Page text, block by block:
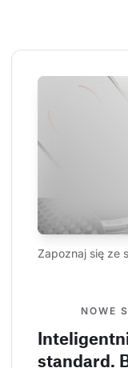
Zapoznaj się ze
NOWE
standard.